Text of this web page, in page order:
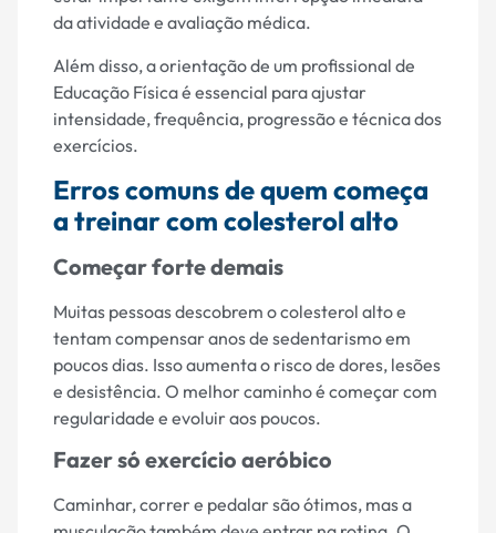
da atividade e avaliação médica.
Além disso, a orientação de um profissional de
Educação Física é essencial para ajustar
intensidade, frequência, progressão e técnica dos
exercícios.
Erros comuns de quem começa
a treinar com colesterol alto
Começar forte demais
Muitas pessoas descobrem o colesterol alto e
tentam compensar anos de sedentarismo em
poucos dias. Isso aumenta o risco de dores, lesões
e desistência. O melhor caminho é começar com
regularidade e evoluir aos poucos.
Fazer só exercício aeróbico
Caminhar, correr e pedalar são ótimos, mas a